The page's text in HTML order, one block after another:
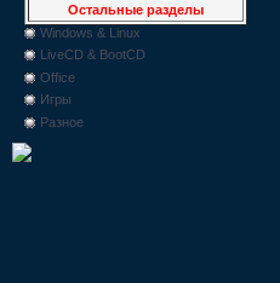
Остальные разделы
Windows & Linux
LiveCD & BootCD
Office
Игры
Разное